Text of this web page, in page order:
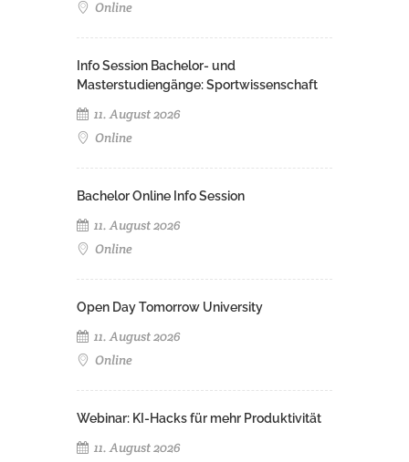
Online
Info Session Bachelor- und
Masterstudiengänge: Sportwissenschaft
11. August 2026
Online
Bachelor Online Info Session
11. August 2026
Online
Open Day Tomorrow University
11. August 2026
Online
Webinar: KI-Hacks für mehr Produktivität
11. August 2026